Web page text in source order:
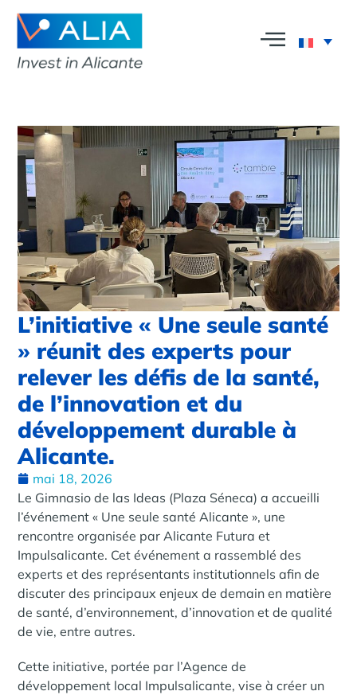
L’initiative « Une seule santé
» réunit des experts pour
relever les défis de la santé,
de l’innovation et du
développement durable à
Alicante.
mai 18, 2026
Le Gimnasio de las Ideas (Plaza Séneca) a accueilli
l’événement « Une seule santé Alicante », une
rencontre organisée par Alicante Futura et
Impulsalicante. Cet événement a rassemblé des
experts et des représentants institutionnels afin de
discuter des principaux enjeux de demain en matière
de santé, d’environnement, d’innovation et de qualité
de vie, entre autres.
Cette initiative, portée par l’Agence de
développement local Impulsalicante, vise à créer un